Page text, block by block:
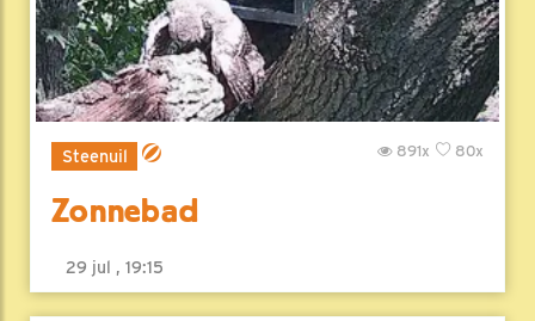
Steenuil 80x
891x
Zonnebad
29 jul , 19:15